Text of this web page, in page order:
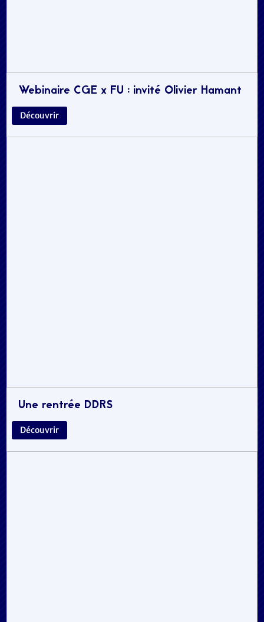
Webinaire CGE x FU : invité Olivier Hamant
Découvrir
Une rentrée DDRS
Découvrir